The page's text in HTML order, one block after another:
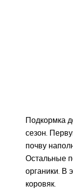
Подкормка
сезон.
почву
Остальные
органики. В
коровяк.